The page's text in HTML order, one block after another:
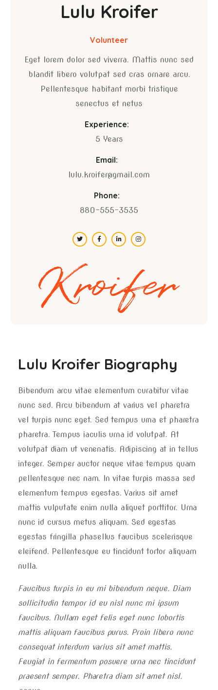
Lulu Kroifer
Volunteer
Eget lorem dolor sed viverra. Mattis nunc sed
blandit libero volutpat sed cras ornare arcu.
Pellentesque habitant morbi tristique
senectus et netus
Experience:
5 Years
Email:
lulu.kroifer@gmail.com
Phone:
880-555-3535
Lulu Kroifer Biography
Bibendum arcu vitae elementum curabitur vitae
nunc sed. Arcu bibendum at varius vel pharetra
vel turpis nunc eget. Sed tempus urna et pharetra
pharetra. Tempus iaculis urna id volutpat. At
volutpat diam ut venenatis. Adipiscing at in tellus
integer. Semper auctor neque vitae tempus quam
pellentesque nec nam. In vitae turpis massa sed
elementum tempus egestas. Varius sit amet
mattis vulputate enim nulla aliquet porttitor. Urna
nunc id cursus metus aliquam. Sed egestas
egestas fringilla phasellus faucibus scelerisque
eleifend. Pellentesque eu tincidunt tortor aliquam
nulla.
Faucibus turpis in eu mi bibendum neque. Diam
sollicitudin tempor id eu nisl nunc mi ipsum
faucibus. Nullam eget felis eget nunc lobortis
mattis aliquam faucibus purus. Proin libero nunc
consequat interdum varius sit amet mattis.
Feugiat in fermentum posuere urna nec tincidunt
praesent semper. Pharetra diam sit amet nisl.